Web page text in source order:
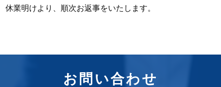
休業明けより、順次お返事をいたします。
お問い合わせ